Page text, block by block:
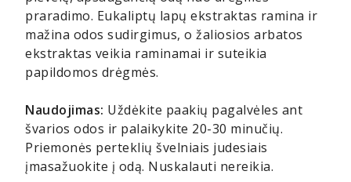
praradimo. Eukaliptų lapų ekstraktas ramina ir
mažina odos sudirgimus, o žaliosios arbatos
ekstraktas veikia raminamai ir suteikia
papildomos drėgmės.
Naudojimas: Uždėkite paakių pagalvėles ant
švarios odos ir palaikykite 20-30 minučių.
Priemonės perteklių švelniais judesiais
įmasažuokite į odą. Nuskalauti nereikia.